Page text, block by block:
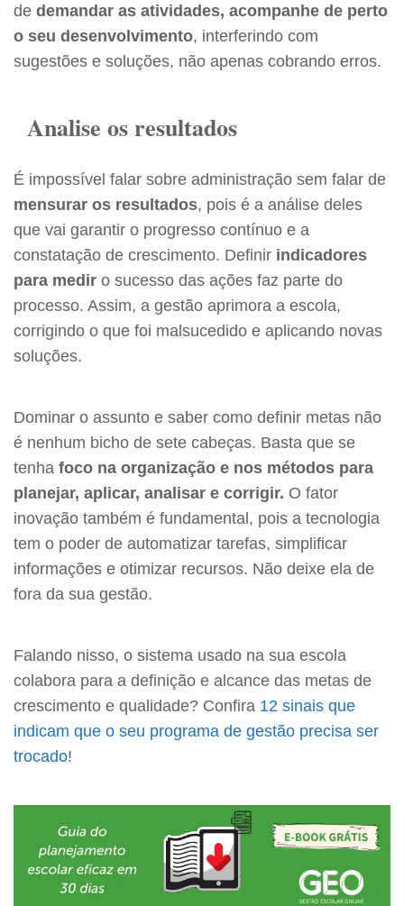
de demandar as atividades, acompanhe de perto
o seu desenvolvimento, interferindo com
sugestões e soluções, não apenas cobrando erros.
Analise os resultados
É impossível falar sobre administração sem falar de
mensurar os resultados, pois é a análise deles
que vai garantir o progresso contínuo e a
constatação de crescimento. Definir indicadores
para medir o sucesso das ações faz parte do
processo. Assim, a gestão aprimora a escola,
corrigindo o que foi malsucedido e aplicando novas
soluções.
Dominar o assunto e saber como definir metas não
é nenhum bicho de sete cabeças. Basta que se
tenha foco na organização e nos métodos para
planejar, aplicar, analisar e corrigir. O fator
inovação também é fundamental, pois a tecnologia
tem o poder de automatizar tarefas, simplificar
informações e otimizar recursos. Não deixe ela de
fora da sua gestão.
Falando nisso, o sistema usado na sua escola
colabora para a definição e alcance das metas de
crescimento e qualidade? Confira 12 sinais que
indicam que o seu programa de gestão precisa ser
trocado!